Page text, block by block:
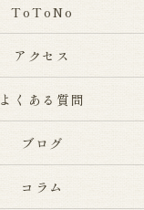
ToToNo
アクセス
よくある質問
ブログ
コラム